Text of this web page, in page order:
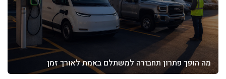
מה הופך פתרון תחבורה למשתלם באמת לאורך זמן